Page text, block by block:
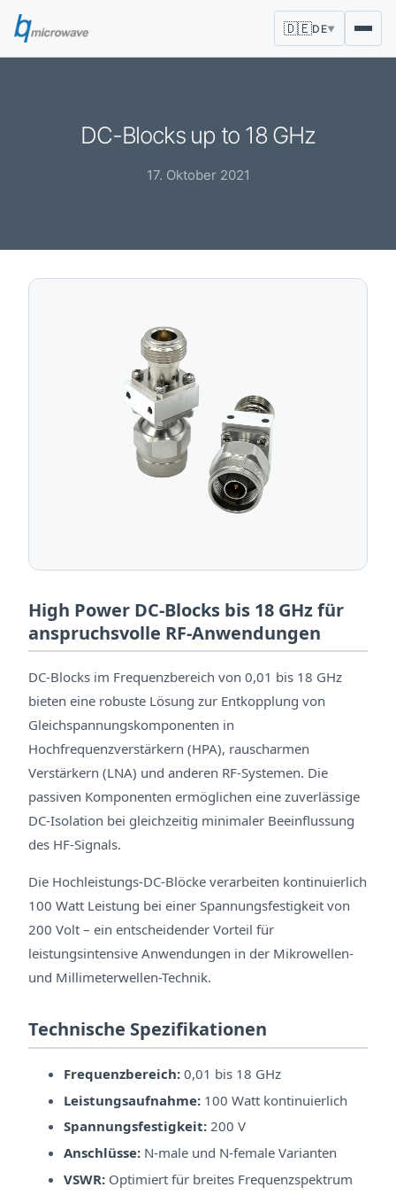
🇩🇪DE▼
DC-Blocks up to 18 GHz
17. Oktober 2021
High Power DC-Blocks bis 18 GHz für
anspruchsvolle RF-Anwendungen
DC-Blocks im Frequenzbereich von 0,01 bis 18 GHz
bieten eine robuste Lösung zur Entkopplung von
Gleichspannungskomponenten in
Hochfrequenzverstärkern (HPA), rauscharmen
Verstärkern (LNA) und anderen RF-Systemen. Die
passiven Komponenten ermöglichen eine zuverlässige
DC-Isolation bei gleichzeitig minimaler Beeinflussung
des HF-Signals.
Die Hochleistungs-DC-Blöcke verarbeiten kontinuierlich
100 Watt Leistung bei einer Spannungsfestigkeit von
200 Volt – ein entscheidender Vorteil für
leistungsintensive Anwendungen in der Mikrowellen-
und Millimeterwellen-Technik.
Technische Spezifikationen
Frequenzbereich: 0,01 bis 18 GHz
Leistungsaufnahme: 100 Watt kontinuierlich
Spannungsfestigkeit: 200 V
Anschlüsse: N-male und N-female Varianten
VSWR: Optimiert für breites Frequenzspektrum